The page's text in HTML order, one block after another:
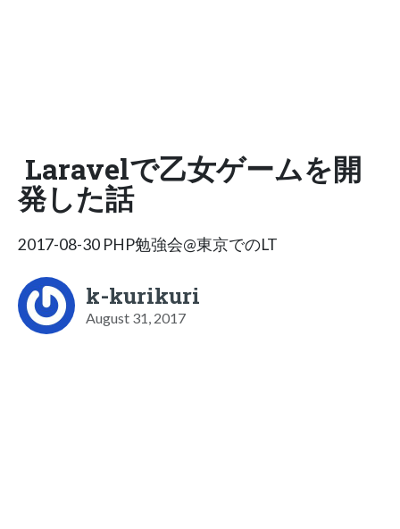
Laravelで乙女ゲームを開
発した話
2017-08-30 PHP勉強会@東京でのLT
k-kurikuri
August 31, 2017